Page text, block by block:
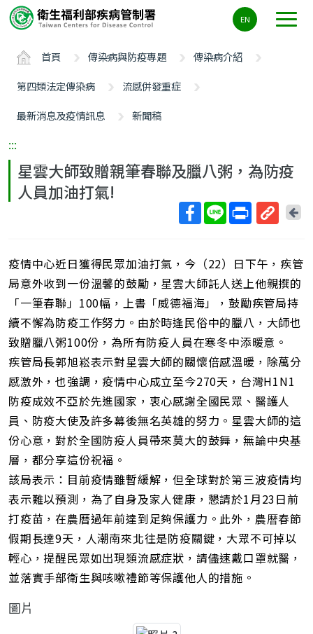
要
ALT+C
EN
首頁 傳染病與防疫專題
傳染病介紹
第四類法定傳染病
流感併發重症
最新消息及疫情訊息
新聞稿
:::
星雲大師致贈親筆春聯及臘八粥，為防疫
人員加油打氣!
短
網
址
回
頁
疫情中心近日獲得民眾加油打氣，今（22）日下午，疾管
局意外收到一份溫馨的鼓勵，星雲大師託人送上他親撰的
「一筆春聯」100幅，上書「威德福海」，鼓勵疾管局持
續不懈為防疫工作努力。由於時逢民俗中的臘八，大師也
致贈臘八粥100份，為所有防疫人員在寒冬中添暖意。
疾管局長郭旭崧表示對星雲大師的關懷倍感溫暖，除萬分
感激外，也強調，疫情中心成立至今270天，台灣H1N1
防疫成效不亞於先進國家，衷心感謝全國民眾、醫護人
員、防疫大使及許多幕後無名英雄的努力。星雲大師的這
份心意，對於全國防疫人員帶來莫大的鼓舞，無論中央基
層，都分享這份祝福。
該局表示：目前疫情雖暫緩解，但全球對於第三波疫情均
表示難以預測，為了自身及家人健康，懇請於1月23日前
打疫苗，在農曆過年前達到足夠保護力。此外，農暦春節
假期長達9天，人潮南來北往是防疫關鍵，大眾不可掉以
輕心，提醒民眾如出現類流感症狀，請儘速戴口罩就醫，
並落實手部衛生與咳嗽禮節等保護他人的措施。
圖片